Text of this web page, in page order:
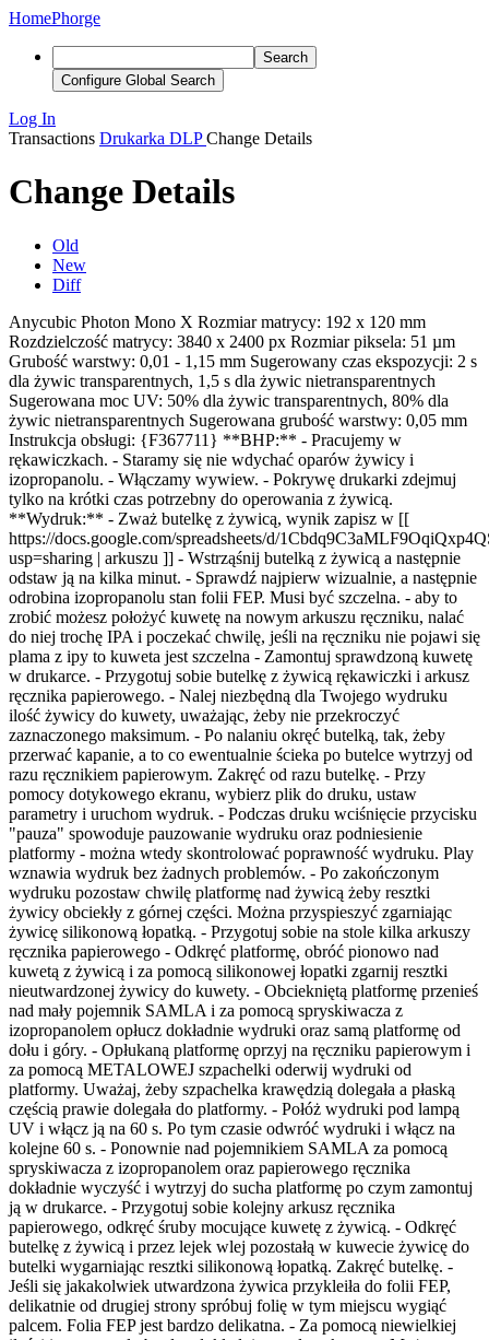
HomePhorge
Search
Configure Global Search
Log In
Transactions Drukarka DLP Change Details
Change Details
Old
New
Diff
Anycubic Photon Mono X Rozmiar matrycy: 192 x 120 mm
Rozdzielczość matrycy: 3840 x 2400 px Rozmiar piksela: 51 µm
Grubość warstwy: 0,01 - 1,15 mm Sugerowany czas ekspozycji: 2 s
dla żywic transparentnych, 1,5 s dla żywic nietransparentnych
Sugerowana moc UV: 50% dla żywic transparentnych, 80% dla
żywic nietransparentnych Sugerowana grubość warstwy: 0,05 mm
Instrukcja obsługi: {F367711} **BHP:** - Pracujemy w
rękawiczkach. - Staramy się nie wdychać oparów żywicy i
izopropanolu. - Włączamy wywiew. - Pokrywę drukarki zdejmuj
tylko na krótki czas potrzebny do operowania z żywicą.
**Wydruk:** - Zważ butelkę z żywicą, wynik zapisz w [[
https://docs.google.com/spreadsheets/d/
usp=sharing | arkuszu ]] - Wstrząśnij butelką z żywicą a następnie
odstaw ją na kilka minut. - Sprawdź najpierw wizualnie, a następnie
odrobina izopropanolu stan folii FEP. Musi być szczelna. - aby to
zrobić możesz położyć kuwetę na nowym arkuszu ręczniku, nalać
do niej trochę IPA i poczekać chwilę, jeśli na ręczniku nie pojawi się
plama z ipy to kuweta jest szczelna - Zamontuj sprawdzoną kuwetę
w drukarce. - Przygotuj sobie butelkę z żywicą rękawiczki i arkusz
ręcznika papierowego. - Nalej niezbędną dla Twojego wydruku
ilość żywicy do kuwety, uważając, żeby nie przekroczyć
zaznaczonego maksimum. - Po nalaniu okręć butelką, tak, żeby
przerwać kapanie, a to co ewentualnie ścieka po butelce wytrzyj od
razu ręcznikiem papierowym. Zakręć od razu butelkę. - Przy
pomocy dotykowego ekranu, wybierz plik do druku, ustaw
parametry i uruchom wydruk. - Podczas druku wciśnięcie przycisku
"pauza" spowoduje pauzowanie wydruku oraz podniesienie
platformy - można wtedy skontrolować poprawność wydruku. Play
wznawia wydruk bez żadnych problemów. - Po zakończonym
wydruku pozostaw chwilę platformę nad żywicą żeby resztki
żywicy obciekły z górnej części. Można przyspieszyć zgarniając
żywicę silikonową łopatką. - Przygotuj sobie na stole kilka arkuszy
ręcznika papierowego - Odkręć platformę, obróć pionowo nad
kuwetą z żywicą i za pomocą silikonowej łopatki zgarnij resztki
nieutwardzonej żywicy do kuwety. - Obciekniętą platformę przenieś
nad mały pojemnik SAMLA i za pomocą spryskiwacza z
izopropanolem opłucz dokładnie wydruki oraz samą platformę od
dołu i góry. - Opłukaną platformę oprzyj na ręczniku papierowym i
za pomocą METALOWEJ szpachelki oderwij wydruki od
platformy. Uważaj, żeby szpachelka krawędzią dolegała a płaską
częścią prawie dolegała do platformy. - Połóż wydruki pod lampą
UV i włącz ją na 60 s. Po tym czasie odwróć wydruki i włącz na
kolejne 60 s. - Ponownie nad pojemnikiem SAMLA za pomocą
spryskiwacza z izopropanolem oraz papierowego ręcznika
dokładnie wyczyść i wytrzyj do sucha platformę po czym zamontuj
ją w drukarce. - Przygotuj sobie kolejny arkusz ręcznika
papierowego, odkręć śruby mocujące kuwetę z żywicą. - Odkręć
butelkę z żywicą i przez lejek wlej pozostałą w kuwecie żywicę do
butelki wygarniając resztki silikonową łopatką. Zakręć butelkę. -
Jeśli się jakakolwiek utwardzona żywica przykleiła do folii FEP,
delikatnie od drugiej strony spróbuj folię w tym miejscu wygiąć
palcem. Folia FEP jest bardzo delikatna. - Za pomocą niewielkiej